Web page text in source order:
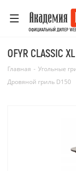
ОФИЦИАЛЬНЫЙ ДИЛЕР
OFYR CLASSIC
Главная - Угольные
Дровяной гриль D150